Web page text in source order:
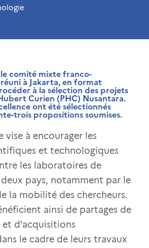
comité mixte franco-
réuni à Jakarta, en format
à la sélection des projets
Curien (PHC) Nusantara.
ont été sélectionnés
trois propositions soumises.
vise à encourager les
et technologiques
les laboratoires de
pays, notamment par le
la mobilité des chercheurs.
ainsi de partages de
et d’acquisitions
le cadre de leurs travaux